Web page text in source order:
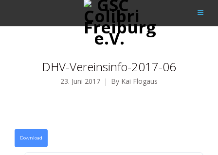
DHV-Vereinsinfo-2017-06
23. Juni 2017 By Kai Flogaus
Download